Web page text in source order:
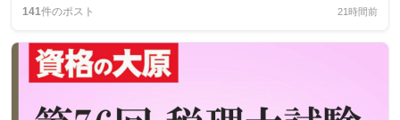
141件のポスト 21時間前